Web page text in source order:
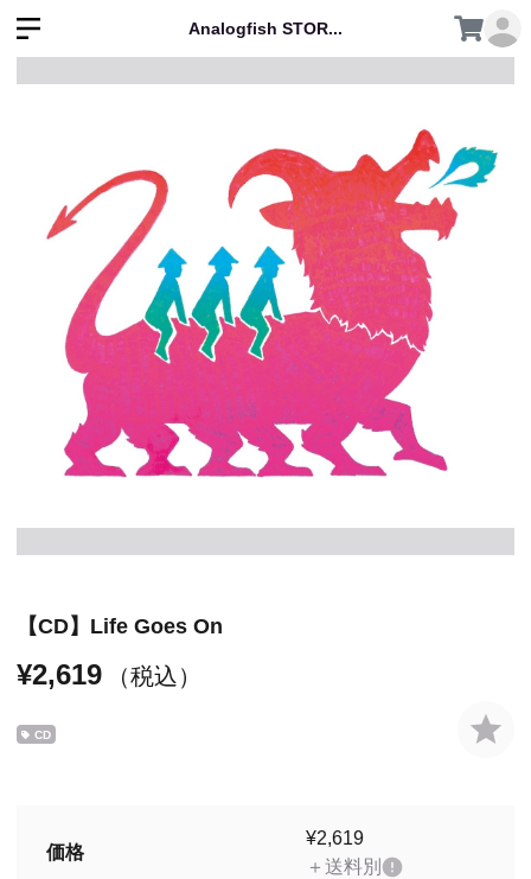
Analogfish STOR...
【CD】Life Goes On
¥2,619 （税込）
CD
価格
¥2,619
＋送料別